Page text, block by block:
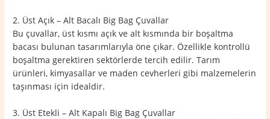
2. Üst Açık – Alt Bacalı Big Bag Çuvallar
Bu çuvallar, üst kısmı açık ve alt kısmında bir boşaltma
bacası bulunan tasarımlarıyla öne çıkar. Özellikle kontrollü
boşaltma gerektiren sektörlerde tercih edilir. Tarım
ürünleri, kimyasallar ve maden cevherleri gibi malzemelerin
taşınması için idealdir.
3. Üst Etekli – Alt Kapalı Big Bag Çuvallar